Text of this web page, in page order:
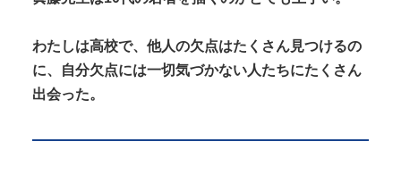
わたしは高校で、他人の欠点はたくさん見つけるの
に、自分欠点には一切気づかない人たちにたくさん
出会った。